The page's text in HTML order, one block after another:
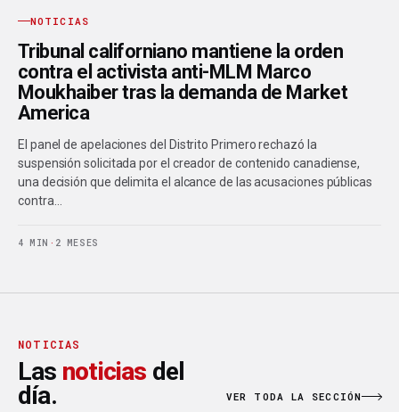
NOTICIAS
Tribunal californiano mantiene la orden
contra el activista anti-MLM Marco
Moukhaiber tras la demanda de Market
America
El panel de apelaciones del Distrito Primero rechazó la
suspensión solicitada por el creador de contenido canadiense,
una decisión que delimita el alcance de las acusaciones públicas
contra…
4 MIN · 2 MESES
NOTICIAS
Las noticias del
día.
VER TODA LA SECCIÓN